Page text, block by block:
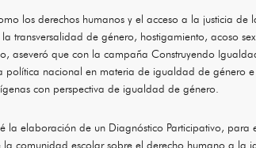
los derechos humanos y el acceso a la justicia de
la transversalidad de género, hostigamiento, acoso
aseveró que con la campaña Construyendo
política nacional en materia de igualdad de género
con perspectiva de igualdad de género.
la elaboración de un Diagnóstico Participativo, para